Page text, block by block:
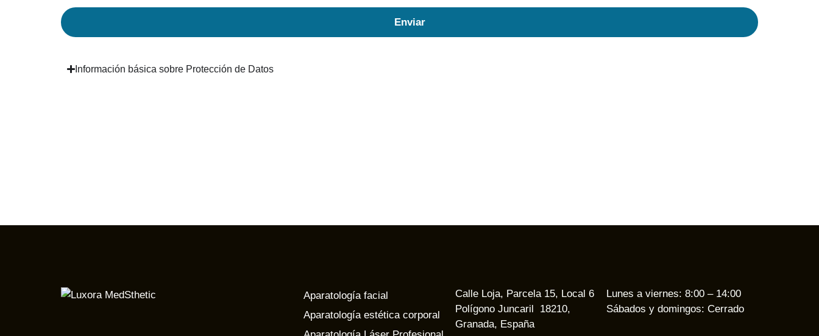
Enviar
Información básica sobre Protección de Datos
Aparatología facial
Aparatología estética corporal
Calle Loja, Parcela 15, Local 6
Polígono Juncaril 18210,
Granada, España
Lunes a viernes: 8:00 – 14:00
Sábados y domingos: Cerrado